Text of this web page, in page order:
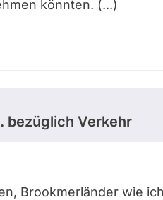
könnten. (...)
bezüglich Verkehr
Brookmerländer wie